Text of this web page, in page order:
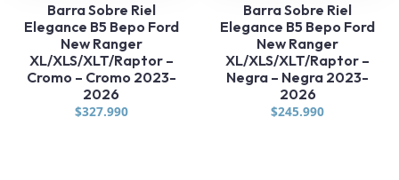
Barra Sobre Riel
Elegance B5 Bepo Ford
New Ranger
XL/XLS/XLT/Raptor –
Cromo – Cromo 2023-
2026
$327.990
Barra Sobre Riel
Elegance B5 Bepo Ford
New Ranger
XL/XLS/XLT/Raptor –
Negra – Negra 2023-
2026
$245.990